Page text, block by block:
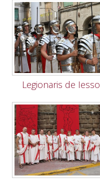
Legionaris de Iesso